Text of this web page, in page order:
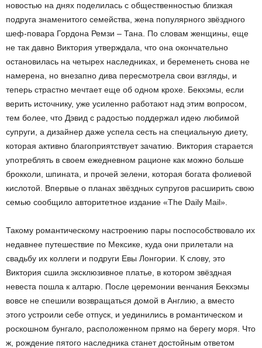
новостью на днях поделилась с общественностью близкая
подруга знаменитого семейства, жена популярного звёздного
шеф-повара Гордона Ремзи – Тана. По словам женщины, еще
не так давно Виктория утверждала, что она окончательно
остановилась на четырех наследниках, и беременеть снова не
намерена, но внезапно дива пересмотрела свои взгляды, и
теперь страстно мечтает еще об одном крохе. Бекхэмы, если
верить источнику, уже усиленно работают над этим вопросом,
тем более, что Дэвид с радостью поддержал идею любимой
супруги, а дизайнер даже успела сесть на специальную диету,
которая активно благоприятствует зачатию. Виктория старается
употреблять в своем ежедневном рационе как можно больше
брокколи, шпината, и прочей зелени, которая богата фолиевой
кислотой. Впервые о планах звёздных супругов расширить свою
семью сообщило авторитетное издание «The Daily Mail».
Такому романтическому настроению пары поспособствовало их
недавнее путешествие по Мексике, куда они прилетали на
свадьбу их коллеги и подруги Евы Лонгории. К слову, это
Виктория сшила эксклюзивное платье, в котором звёздная
невеста пошла к алтарю. После церемонии венчания Бекхэмы
вовсе не спешили возвращаться домой в Англию, а вместо
этого устроили себе отпуск, и уединились в романтическом и
роскошном бунгало, расположенном прямо на берегу моря. Что
ж, рождение пятого наследника станет достойным ответом